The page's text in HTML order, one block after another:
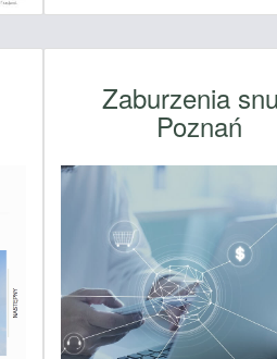
Zaburzenia
Poznań